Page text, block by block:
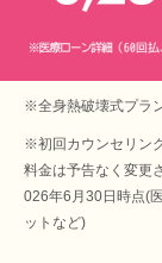
※全身熱破壊式プラ
※初回カウンセリン
料金は予告なく変更
026年6月30日時点(
ットなど)